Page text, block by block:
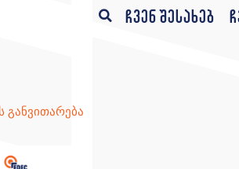
ჩვენ შესახებ
განვითარება